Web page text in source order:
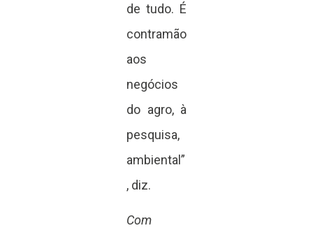
de tudo. É
contramão
aos
negócios
do agro, à
pesquisa,
ambiental”
, diz.
Com